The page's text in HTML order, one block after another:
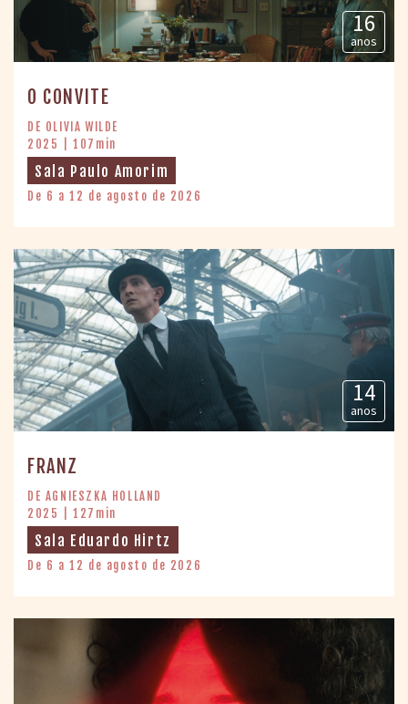
16
anos
O CONVITE
DE OLIVIA WILDE
2025 | 107min
Sala Paulo Amorim
De 6 a 12 de agosto de 2026
14
anos
FRANZ
DE AGNIESZKA HOLLAND
2025 | 127min
Sala Eduardo Hirtz
De 6 a 12 de agosto de 2026